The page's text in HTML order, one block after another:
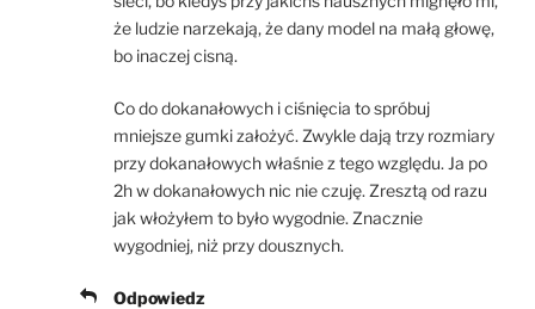
że ludzie narzekają, że dany model na małą głowę,
bo inaczej cisną.
Co do dokanałowych i ciśnięcia to spróbuj
mniejsze gumki założyć. Zwykle dają trzy rozmiary
przy dokanałowych właśnie z tego względu. Ja po
2h w dokanałowych nic nie czuję. Zresztą od razu
jak włożyłem to było wygodnie. Znacznie
wygodniej, niż przy dousznych.
Odpowiedz